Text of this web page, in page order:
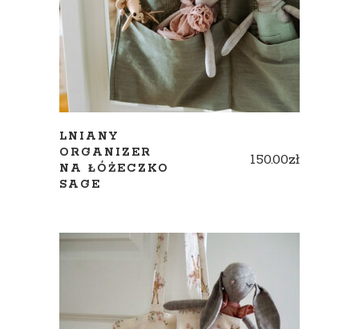
LNIANY
ORGANIZER
NA ŁÓŻECZKO
SAGE
150.00zł